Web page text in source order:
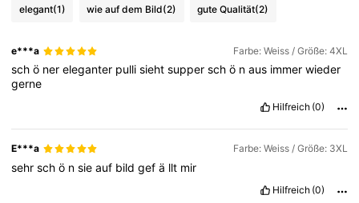
elegant(1) wie auf dem Bild(2) gute Qualität(2)
e***a Farbe: Weiss / Größe: 4XL
schö nereleganter pullisiehtsupperschö naus immerwieder
gerne
Hilfreich (0)
E***a Farbe: Weiss / Größe: 3XL
sehrschö nsieauf bildgefä llt mir
Hilfreich (0)